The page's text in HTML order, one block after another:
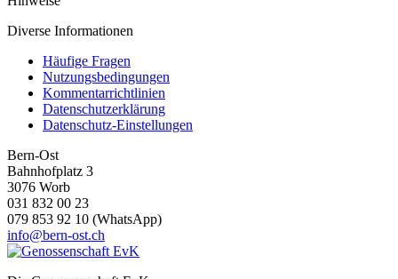
Diverse Informationen
Häufige Fragen
Nutzungsbedingungen
Kommentarrichtlinien
Datenschutzerklärung
Datenschutz-Einstellungen
Bern-Ost
Bahnhofplatz 3
3076 Worb
031 832 00 23
079 853 92 10 (WhatsApp)
info@bern-ost.ch